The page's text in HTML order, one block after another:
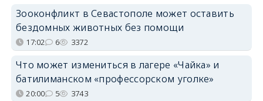
Зооконфликт в Севастополе может оставить
бездомных животных без помощи
17:02 6 3372
Что может измениться в лагере «Чайка» и
батилиманском «профессорском уголке»
20:00 5 3743